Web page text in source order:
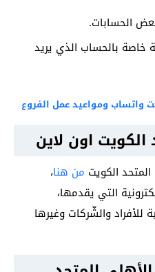
الحسابات.
خاصة بالحساب الذي يريد
واتساب ومواعيد عمل الفروع
الكويت اون لاين
الكويت من هنا،
التي يقدمها،
والشّركات وغيرها